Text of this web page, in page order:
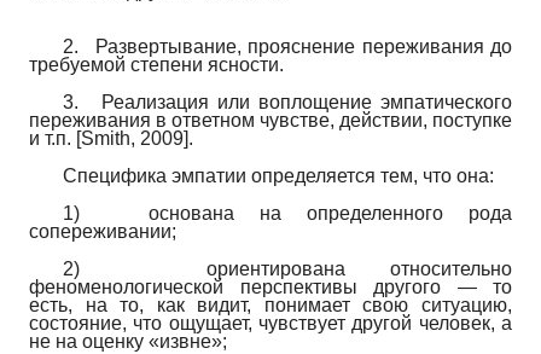
2.
Развертывание, прояснение переживания до
требуемой степени ясности.
3.
Реализация или воплощение эмпатического
переживания в ответном чувстве, действии, поступке
и т.п. [Smith, 2009].
Специфика эмпатии определяется тем, что она:
1)
основана на определенного рода
сопереживании;
2)
ориентирована относительно
феноменологической перспективы другого — то
есть, на то, как видит, понимает свою ситуацию,
состояние, что ощущает, чувствует другой человек, а
не на оценку «извне»;